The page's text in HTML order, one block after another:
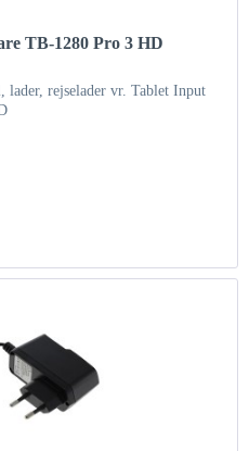
TB-1280 Pro 3 HD
lader, rejselader vr. Tablet Input